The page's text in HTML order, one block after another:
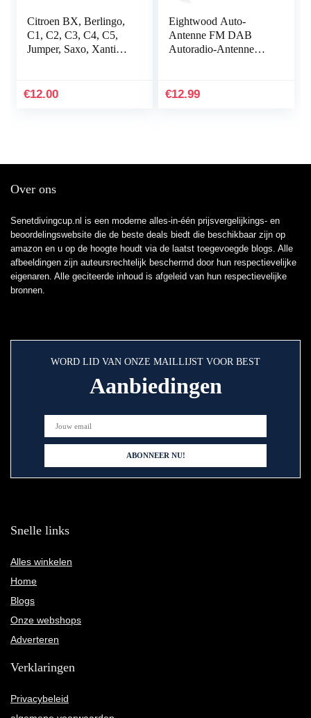
Citroen BX, Berlingo,
C1, C2, C3, C4, C5,
Jumper, Saxo, Xantia,
€12.00
Eightwood Auto-
Antenne FM DAB
Autoradio-Antenne
Antenne Staaf Auto-
€12.99
Over ons
Senetdivingcup.nl is een moderne alles-in-één prijsvergelijkings- en
beoordelingswebsite die de beste deals biedt die beschikbaar zijn op
amazon en u op de hoogte houdt via de laatst toegevoegde blogs. Alle
afbeeldingen zijn auteursrechtelijk beschermd door hun respectievelijke
eigenaren. Alle geciteerde inhoud is afgeleid van hun respectievelijke
bronnen.
WORD LID VAN ONZE MAILLIJST VOOR BEST
Aanbiedingen
Snelle links
Alles winkelen
Home
Blogs
Onze webshops
Adverteren
Verklaringen
Privacybeleid